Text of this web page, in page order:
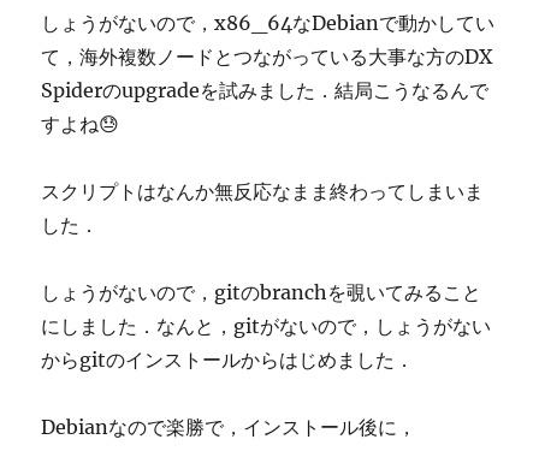
しょうがないので，x86_64なDebianで動かしてい
て，海外複数ノードとつながっている大事な方のDX
Spiderのupgradeを試みました．結局こうなるんで
すよね😓
スクリプトはなんか無反応なまま終わってしまいま
した．
しょうがないので，gitのbranchを覗いてみること
にしました．なんと，gitがないので，しょうがない
からgitのインストールからはじめました．
Debianなので楽勝で，インストール後に，